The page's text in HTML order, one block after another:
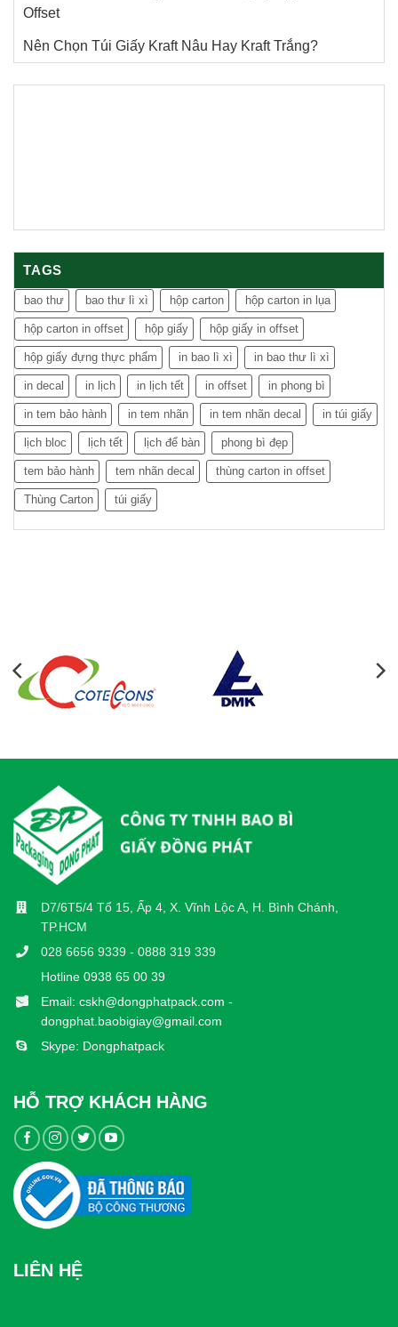
Offset
Nên Chọn Túi Giấy Kraft Nâu Hay Kraft Trắng?
TAGS
bao thư bao thư lì xì hộp carton hộp carton in lụa
hộp carton in offset hộp giấy hộp giấy in offset
hộp giấy đựng thực phẩm in bao lì xì in bao thư lì xì
in decal in lịch in lịch tết in offset in phong bì
in tem bảo hành in tem nhãn in tem nhãn decal in túi giấy
lịch bloc lịch tết lịch để bàn phong bì đẹp
tem bảo hành tem nhãn decal thùng carton in offset
Thùng Carton túi giấy
D7/6T5/4 Tổ 15, Ấp 4, X. Vĩnh Lộc A, H. Bình Chánh,
TP.HCM
028 6656 9339 - 0888 319 339
Hotline 0938 65 00 39
Email: cskh@dongphatpack.com -
dongphat.baobigiay@gmail.com
Skype: Dongphatpack
HỖ TRỢ KHÁCH HÀNG
LIÊN HỆ